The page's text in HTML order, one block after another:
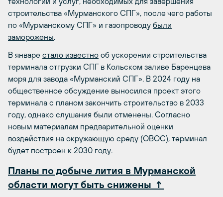
строительства «Мурманского СПГ», после чего работы
по «Мурманскому СПГ» и газопроводу были
заморожены.
В январе стало известно об ускорении строительства
терминала отгрузки СПГ в Кольском заливе Баренцева
моря для завода «Мурманский СПГ». В 2024 году на
общественное обсуждение выносился проект этого
терминала с планом закончить строительство в 2033
году, однако слушания были отменены. Согласно
новым материалам предварительной оценки
воздействия на окружающую среду (ОВОС), терминал
будет построен к 2030 году.
Планы по добыче лития в Мурманской
области могут быть снижены ↑